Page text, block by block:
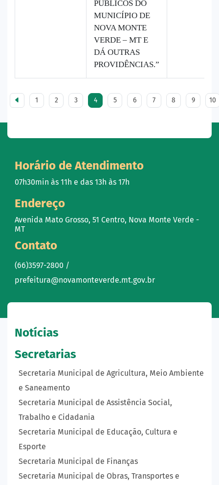
PÚBLICOS DO
MUNICÍPIO DE
NOVA MONTE
VERDE – MT E
DÁ OUTRAS
PROVIDÊNCIAS.”
1 2 3 4 5 6 7 8 9 10
Horário de Atendimento
07h30min às 11h e das 13h às 17h
Endereço
Avenida Mato Grosso, 51 Centro, Nova Monte Verde -
MT
Contato
(66)3597-2800 /
prefeitura@novamonteverde.mt.gov.br
Notícias
Secretarias
Secretaria Municipal de Agricultura, Meio Ambiente
e Saneamento
Secretaria Municipal de Assistência Social,
Trabalho e Cidadania
Secretaria Municipal de Educação, Cultura e
Esporte
Secretaria Municipal de Finanças
Secretaria Municipal de Obras, Transportes e